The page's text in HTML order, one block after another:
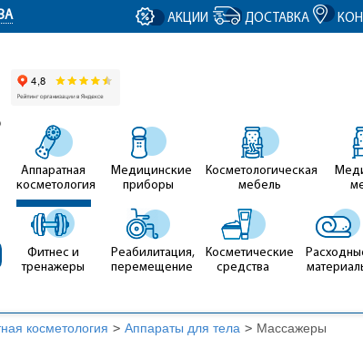
{ document.getElementById('clientID').value = clientID; });
АКЦИИ ДОСТАВКА
Аппаратная
косметология
Медицинские
приборы
Косметологическая
мебель
Фитнес и
тренажеры
Реабилитация,
перемещение
Косметические
средства
косметология > Аппараты для тела > Массажеры